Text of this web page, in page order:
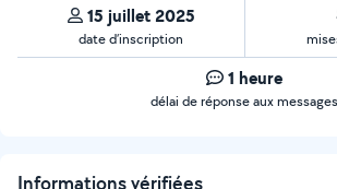
15 juillet 2025
date d’inscription
1 heure
délai de réponse aux messages
Informations vérifiées